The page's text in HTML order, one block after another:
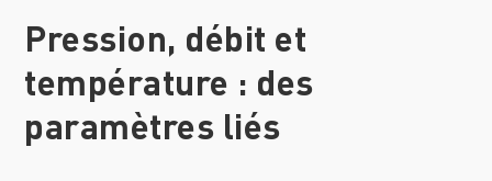
Pression, débit et
température : des
paramètres liés